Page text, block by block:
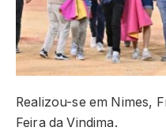
Realizou-se em Nimes,
Feira da Vindima.